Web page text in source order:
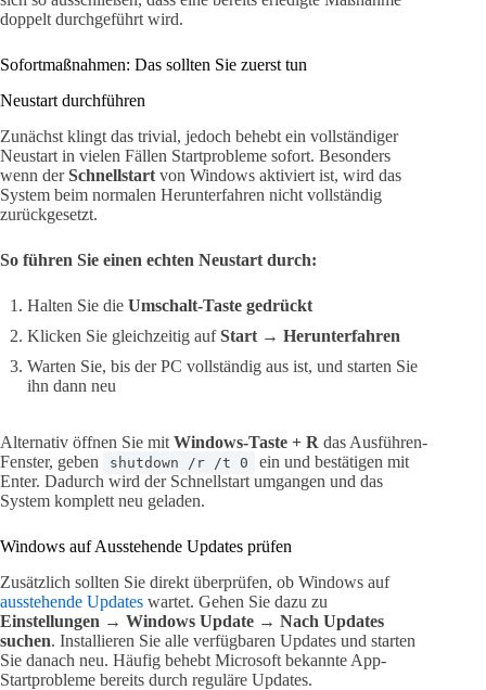
doppelt durchgeführt wird.
Sofortmaßnahmen: Das sollten Sie zuerst tun
Neustart durchführen
Zunächst klingt das trivial, jedoch behebt ein vollständiger
Neustart in vielen Fällen Startprobleme sofort. Besonders
wenn derSchnellstart von Windows aktiviert ist, wird das
System beim normalen Herunterfahren nicht vollständig
zurückgesetzt.
So führen Sie einen echten Neustart durch:
Halten Sie die Umschalt-Taste gedrückt
Klicken Sie gleichzeitig aufStart → Herunterfahren
Warten Sie, bis der PC vollständig aus ist, und starten Sie
ihn dann neu
Alternativ öffnen Sie mit Windows-Taste + R das Ausführen-
Fenster, geben
shutdown /r /t 0
ein und bestätigen mit
Enter. Dadurch wird der Schnellstart umgangen und das
System komplett neu geladen.
Windows auf Ausstehende Updates prüfen
Zusätzlich sollten Sie direkt überprüfen, ob Windows auf
ausstehende Updates wartet. Gehen Sie dazu zu
Einstellungen → Windows Update → Nach Updates
suchen. Installieren Sie alle verfügbaren Updates und starten
Sie danach neu. Häufig behebt Microsoft bekannte App-
Startprobleme bereits durch reguläre Updates.